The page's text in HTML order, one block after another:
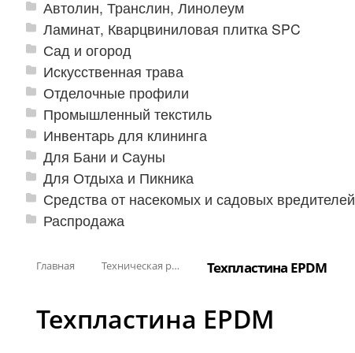
Автолин, Транслин, Линолеум
Ламинат, Кварцвиниловая плитка SPC
Сад и огород
Искусственная трава
Отделочные профили
Промышленный текстиль
Инвентарь для клининга
Для Бани и Сауны
Для Отдыха и Пикника
Средства от насекомых и садовых вредителей
Распродажа
Главная Техническая резина Техпластина EPDM
Техпластина EPDM